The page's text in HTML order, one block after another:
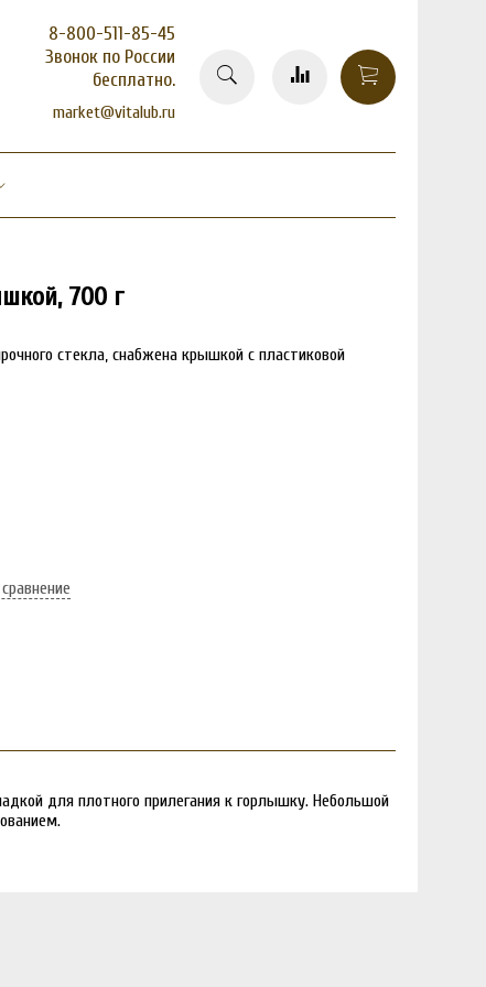
8-800-511-85-45
Звонок по России
бесплатно.
market@vitalub.ru
700 г
стекла, снабжена крышкой с пластиковой
для плотного прилегания к горлышку. Небольшой